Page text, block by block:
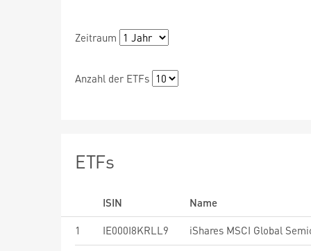
Zeitraum
Anzahl der ETFs
ETFs
ISIN
Name
1
IE000I8KRLL9